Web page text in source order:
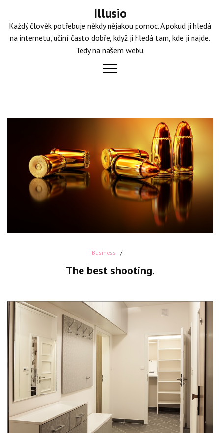
content
Illusio
Každý člověk potřebuje někdy nějakou pomoc. A pokud ji hledá
na internetu, učiní často dobře, když ji hledá tam, kde ji najde.
Tedy na našem webu.
Business
The best shooting.